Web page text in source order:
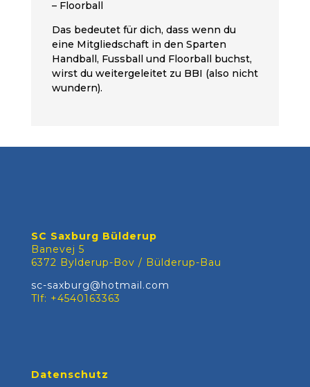
– Floorball
Das bedeutet für dich, dass wenn du
eine Mitgliedschaft in den Sparten
Handball, Fussball und Floorball buchst,
wirst du weitergeleitet zu BBI (also nicht
wundern).
SC Saxburg Bülderup
Banevej 5
6372 Bylderup-Bov / Bülderup-Bau
sc-saxburg@hotmail.com
Tlf: +4540163363
Datenschutz